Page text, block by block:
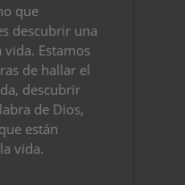
que
descubrir una
vida. Estamos
de hallar el
descubrir
de Dios,
están
vida.